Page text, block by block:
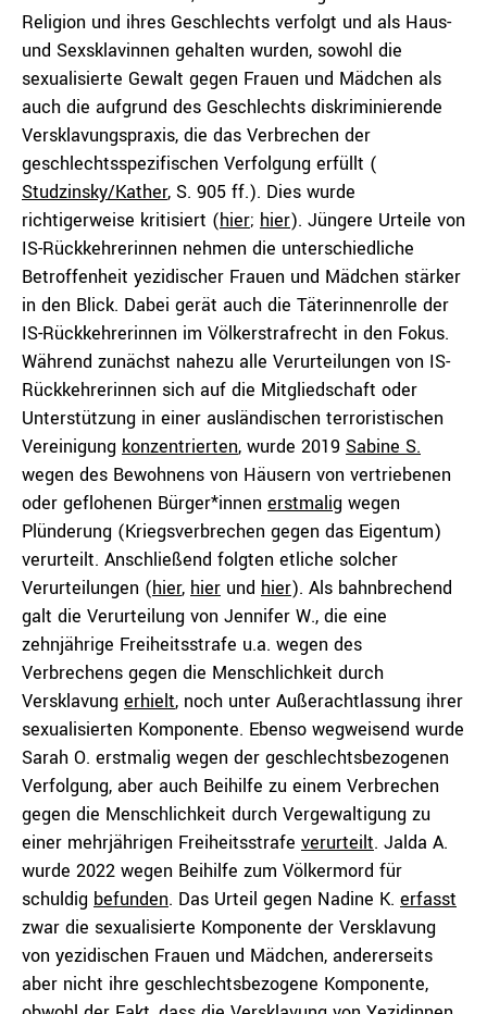
Religion und ihres Geschlechts verfolgt und als Haus-
und Sexsklavinnen gehalten wurden, sowohl die
sexualisierte Gewalt gegen Frauen und Mädchen als
auch die aufgrund des Geschlechts diskriminierende
Versklavungspraxis, die das Verbrechen der
geschlechtsspezifischen Verfolgung erfüllt (
Studzinsky/Kather, S. 905 ff.). Dies wurde
richtigerweise kritisiert (hier; hier). Jüngere Urteile von
IS-Rückkehrerinnen nehmen die unterschiedliche
Betroffenheit yezidischer Frauen und Mädchen stärker
in den Blick. Dabei gerät auch die Täterinnenrolle der
IS-Rückkehrerinnen im Völkerstrafrecht in den Fokus.
Während zunächst nahezu alle Verurteilungen von IS-
Rückkehrerinnen sich auf die Mitgliedschaft oder
Unterstützung in einer ausländischen terroristischen
Vereinigung konzentrierten, wurde 2019 Sabine S.
wegen des Bewohnens von Häusern von vertriebenen
oder geflohenen Bürger*innen erstmalig wegen
Plünderung (Kriegsverbrechen gegen das Eigentum)
verurteilt. Anschließend folgten etliche solcher
Verurteilungen (hier, hier und hier). Als bahnbrechend
galt die Verurteilung von Jennifer W., die eine
zehnjährige Freiheitsstrafe u.a. wegen des
Verbrechens gegen die Menschlichkeit durch
Versklavung erhielt, noch unter Außerachtlassung ihrer
sexualisierten Komponente. Ebenso wegweisend wurde
Sarah O. erstmalig wegen der geschlechtsbezogenen
Verfolgung, aber auch Beihilfe zu einem Verbrechen
gegen die Menschlichkeit durch Vergewaltigung zu
einer mehrjährigen Freiheitsstrafe verurteilt. Jalda A.
wurde 2022 wegen Beihilfe zum Völkermord für
schuldig befunden. Das Urteil gegen Nadine K. erfasst
zwar die sexualisierte Komponente der Versklavung
von yezidischen Frauen und Mädchen, andererseits
aber nicht ihre geschlechtsbezogene Komponente,